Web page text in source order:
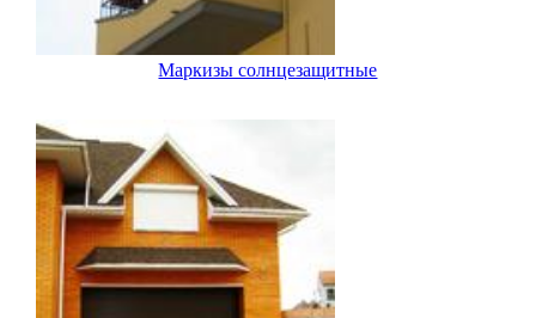
Маркизы солнцезащитные